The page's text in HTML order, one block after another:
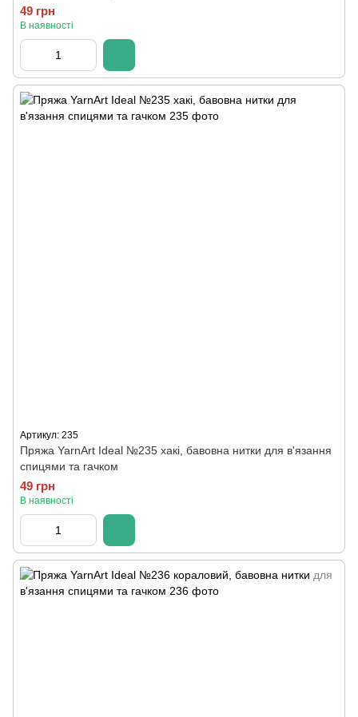
49 грн
В наявності
Артикул: 235
Пряжа YarnArt Ideal №235 хакі, бавовна нитки для в'язання
спицями та гачком
49 грн
В наявності